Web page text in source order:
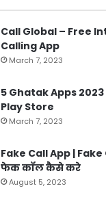
Call Global – Free
Calling App
March 7, 2023
5 Ghatak Apps
Play Store
March 7, 2023
Fake Call App |
फेक कॉल कैसे करे
August 5, 2023